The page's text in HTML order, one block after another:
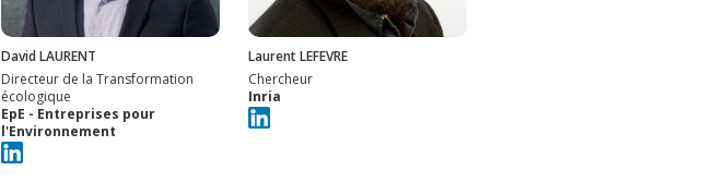
David LAURENT
Directeur de la Transformation
écologique
EpE - Entreprises pour
l'Environnement
Laurent LEFEVRE
Chercheur
Inria